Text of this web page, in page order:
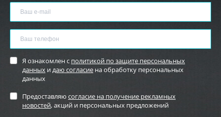
Я ознакомлен с политикой по защите персональных
данных и даю согласие на обработку персональных
данных
Предоставляю согласие на получение рекламных
новостей, акций и персональных предложений